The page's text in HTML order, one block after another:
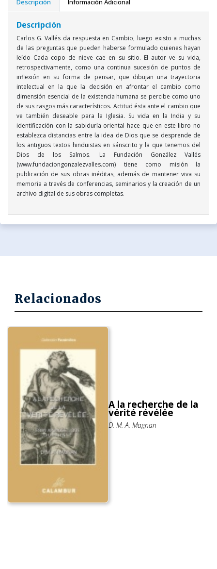
Descripción Información Adicional
Descripción
Carlos G. Vallés da respuesta en Cambio, luego existo a muchas
de las preguntas que pueden haberse formulado quienes hayan
leído Cada copo de nieve cae en su sitio. El autor ve su vida,
retrospectivamente, como una continua sucesión de puntos de
inflexión en su forma de pensar, que dibujan una trayectoria
intelectual en la que la decisión en afrontar el cambio como
dimensión esencial de la existencia humana se percibe como uno
de sus rasgos más característicos. Actitud ésta ante el cambio que
ve también deseable para la Iglesia. Su vida en la India y su
identificación con la sabiduría oriental hace que en este libro no
establezca distancias entre la idea de Dios que se desprende de
los antiguos textos hinduistas en sánscrito y la que tenemos del
Dios de los Salmos. La Fundación González Vallés
(www.fundaciongonzalezvalles.com) tiene como misión la
publicación de sus obras inéditas, además de mantener viva su
memoria a través de conferencias, seminarios y la creación de un
archivo digital de sus obras completas.
Relacionados
A la recherche de la
vérité révélée
D. M. A. Magnan